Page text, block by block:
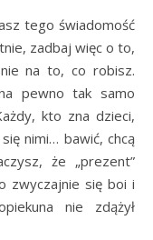
tego świadomość
zadbaj więc o to,
na to, co robisz.
pewno tak samo
kto zna dzieci,
nimi… bawić, chcą
że „prezent”
zwyczajnie się boi i
nie zdążył